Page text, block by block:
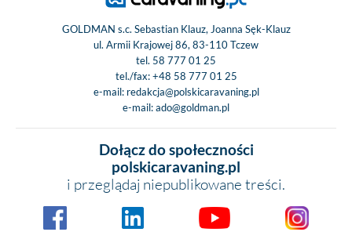
GOLDMAN s.c. Sebastian Klauz, Joanna Sęk-Klauz
ul. Armii Krajowej 86, 83-110 Tczew
tel. 58 777 01 25
tel./fax:+48 58 777 01 25
e-mail: redakcja@polskicaravaning.pl
e-mail:ado@goldman.pl
Dołącz do społeczności
polskicaravaning.pl
i przeglądaj niepublikowane treści.